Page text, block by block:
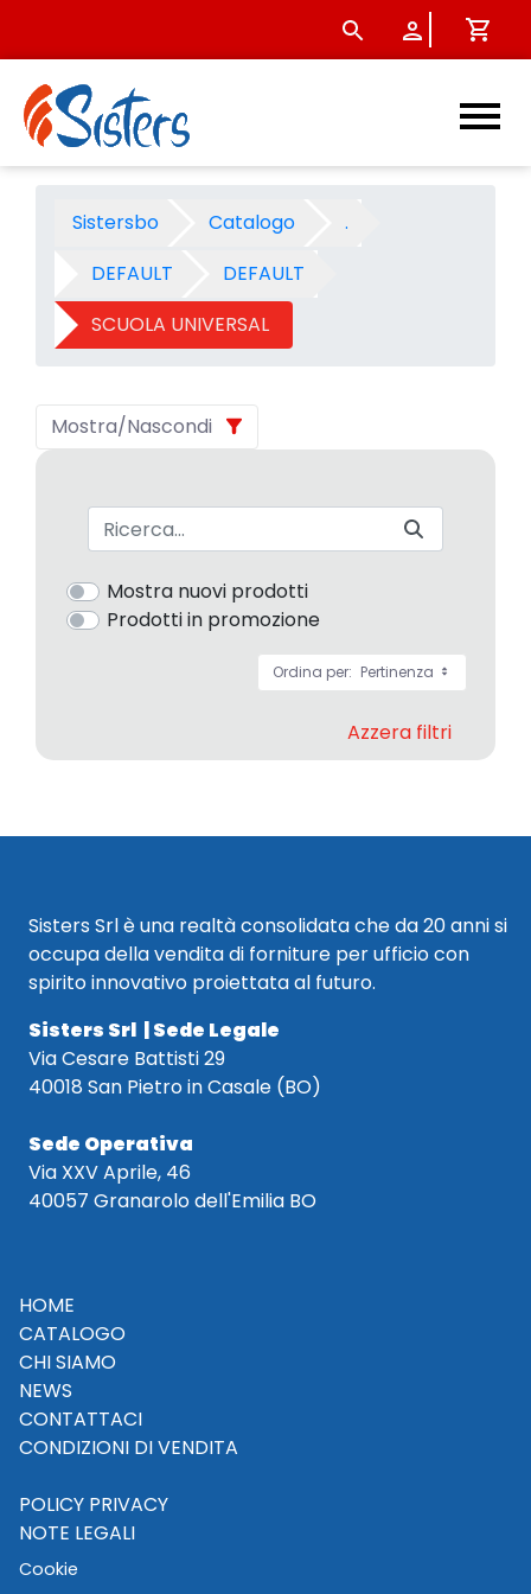
SCUOLA UNIVERSAL 2003
Sistersbo Catalogo
.
DEFAULT
DEFAULT
SCUOLA UNIVERSAL
Mostra/Nascondi
Barra di ricerca
Mostra nuovi prodotti
Prodotti in promozione
Ordina per: Pertinenza
Azzera filtri
Sisters Srl è una realtà consolidata che da 20 anni si
occupa della vendita di forniture per ufficio con
spirito innovativo proiettata al futuro.
Sisters Srl | Sede Legale
Via Cesare Battisti 29
40018 San Pietro in Casale (BO)
Sede Operativa
Via XXV Aprile, 46
40057 Granarolo dell'Emilia BO
HOME
CATALOGO
CHI SIAMO
NEWS
CONTATTACI
CONDIZIONI DI VENDITA
POLICY PRIVACY
NOTE LEGALI
Cookie